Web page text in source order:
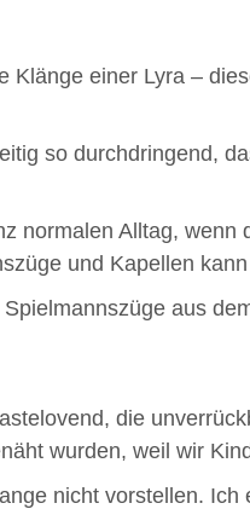
einer Lyra –
so durchdringend,
normalen Alltag,
und Kapellen
aus
die
wurden, weil wir
nicht vorstellen.